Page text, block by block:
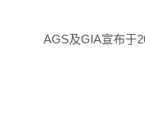
AGS及GIA宣布于